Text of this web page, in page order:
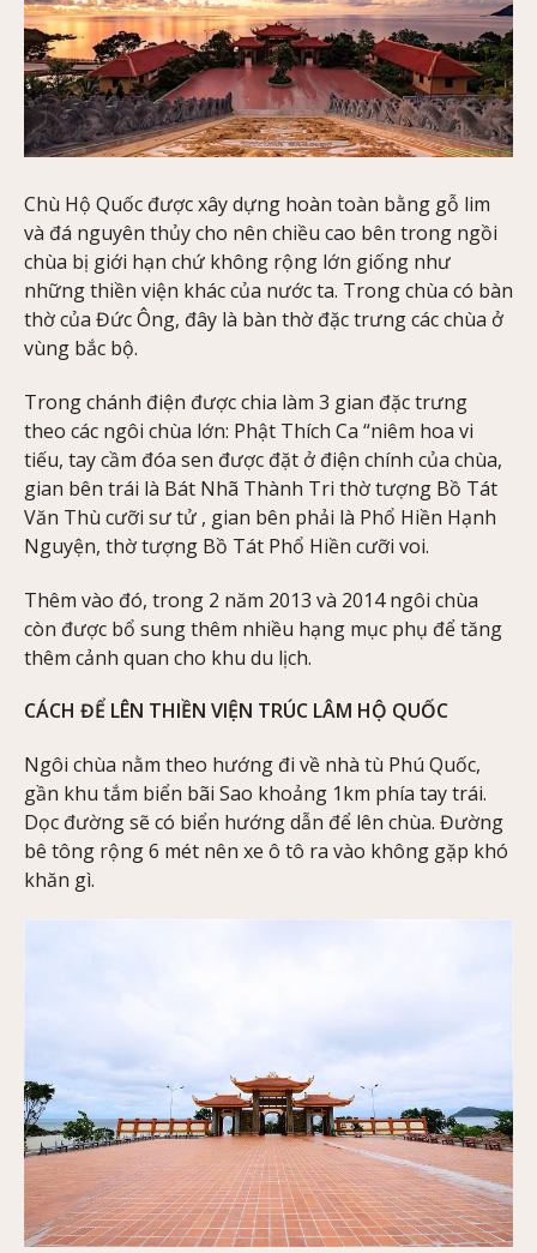
Chù Hộ Quốc được xây dựng hoàn toàn bằng gỗ lim
và đá nguyên thủy cho nên chiều cao bên trong ngồi
chùa bị giới hạn chứ không rộng lớn giống như
những thiền viện khác của nước ta. Trong chùa có bàn
thờ của Đức Ông, đây là bàn thờ đặc trưng các chùa ở
vùng bắc bộ.
Trong chánh điện được chia làm 3 gian đặc trưng
theo các ngôi chùa lớn: Phật Thích Ca “niêm hoa vi
tiếu, tay cầm đóa sen được đặt ở điện chính của chùa,
gian bên trái là Bát Nhã Thành Tri thờ tượng Bồ Tát
Văn Thù cưỡi sư tử , gian bên phải là Phổ Hiền Hạnh
Nguyện, thờ tượng Bồ Tát Phổ Hiền cưỡi voi.
Thêm vào đó, trong 2 năm 2013 và 2014 ngôi chùa
còn được bổ sung thêm nhiều hạng mục phụ để tăng
thêm cảnh quan cho khu du lịch.
CÁCH ĐỂ LÊN THIỀN VIỆN TRÚC LÂM HỘ QUỐC
Ngôi chùa nằm theo hướng đi về nhà tù Phú Quốc,
gần khu tắm biển bãi Sao khoảng 1km phía tay trái.
Dọc đường sẽ có biển hướng dẫn để lên chùa. Đường
bê tông rộng 6 mét nên xe ô tô ra vào không gặp khó
khăn gì.